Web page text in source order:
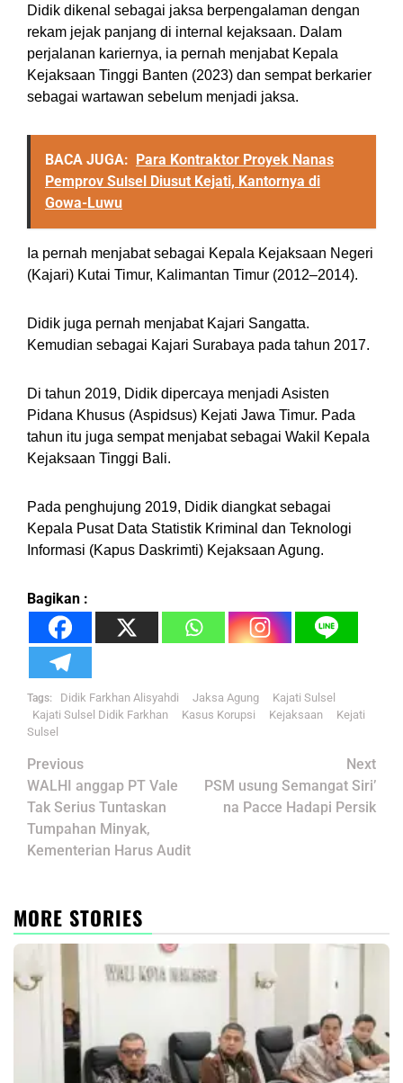
Didik dikenal sebagai jaksa berpengalaman dengan
rekam jejak panjang di internal kejaksaan. Dalam
perjalanan kariernya, ia pernah menjabat Kepala
Kejaksaan Tinggi Banten (2023) dan sempat berkarier
sebagai wartawan sebelum menjadi jaksa.
BACA JUGA: Para Kontraktor Proyek Nanas
Pemprov Sulsel Diusut Kejati, Kantornya di
Gowa-Luwu
Ia pernah menjabat sebagai Kepala Kejaksaan Negeri
(Kajari) Kutai Timur, Kalimantan Timur (2012–2014).
Didik juga pernah menjabat Kajari Sangatta.
Kemudian sebagai Kajari Surabaya pada tahun 2017.
Di tahun 2019, Didik dipercaya menjadi Asisten
Pidana Khusus (Aspidsus) Kejati Jawa Timur. Pada
tahun itu juga sempat menjabat sebagai Wakil Kepala
Kejaksaan Tinggi Bali.
Pada penghujung 2019, Didik diangkat sebagai
Kepala Pusat Data Statistik Kriminal dan Teknologi
Informasi (Kapus Daskrimti) Kejaksaan Agung.
Bagikan :
Tags: Didik Farkhan Alisyahdi Jaksa Agung
Kajati Sulsel
Kajati Sulsel Didik Farkhan
Kasus Korupsi Kejaksaan
Kejati
Sulsel
Post
navigation
Previous
WALHI anggap PT Vale
Tak Serius Tuntaskan
Tumpahan Minyak,
Kementerian Harus Audit
Next
PSM usung Semangat Siri’
na Pacce Hadapi Persik
MORE STORIES